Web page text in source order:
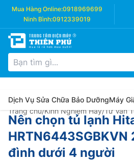
Mua Hàng Online:0918969699
Ninh Bình:0912339019
Dịch Vụ Sửa Chữa Bảo DưỡngMáy
Trang chủ/Kinh Nghiệm Hay/Tư Vấn
Nên chọn tủ lạnh
HRTN6443SGBKVN
đình dưới 4 người